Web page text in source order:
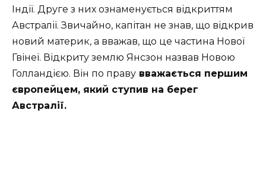
Індії. Друге з них ознаменується відкриттям
Австралії. Звичайно, капітан не знав, що відкрив
новий материк, а вважав, що це частина Нової
Гвінеї. Відкриту землю Янсзон назвав Новою
Голландією. Він по праву вважається першим
європейцем, який ступив на берег
Австралії.